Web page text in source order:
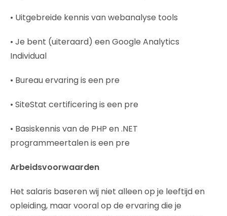
• Uitgebreide kennis van webanalyse tools
• Je bent (uiteraard) een Google Analytics
Individual
• Bureau ervaring is een pre
• SiteStat certificering is een pre
• Basiskennis van de PHP en .NET
programmeertalen is een pre
Arbeidsvoorwaarden
Het salaris baseren wij niet alleen op je leeftijd en
opleiding, maar vooral op de ervaring die je